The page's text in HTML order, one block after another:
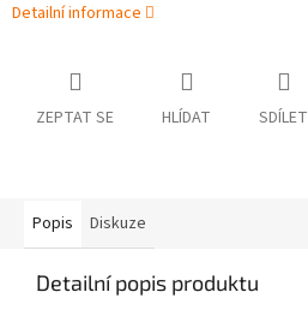
Detailní informace
ZEPTAT SE HLÍDAT SDÍLET
Popis Diskuze
Detailní popis produktu